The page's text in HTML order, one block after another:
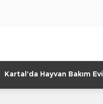
Kartal'da Hayvan Bakım Evi